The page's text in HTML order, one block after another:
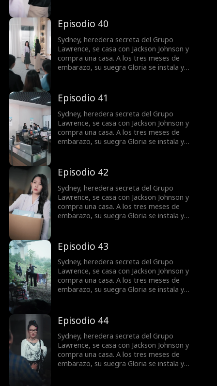
vuelve una guerra por la dignidad. La justicia
tarda, pero llega.
Episodio 40
Sydney, heredera secreta del Grupo
Lawrence, se casa con Jackson Johnson y
compra una casa. A los tres meses de
embarazo, su suegra Gloria se instala y
vuelve una guerra por la dignidad. La justicia
tarda, pero llega.
Episodio 41
Sydney, heredera secreta del Grupo
Lawrence, se casa con Jackson Johnson y
compra una casa. A los tres meses de
embarazo, su suegra Gloria se instala y
vuelve una guerra por la dignidad. La justicia
tarda, pero llega.
Episodio 42
Sydney, heredera secreta del Grupo
Lawrence, se casa con Jackson Johnson y
compra una casa. A los tres meses de
embarazo, su suegra Gloria se instala y
vuelve una guerra por la dignidad. La justicia
tarda, pero llega.
Episodio 43
Sydney, heredera secreta del Grupo
Lawrence, se casa con Jackson Johnson y
compra una casa. A los tres meses de
embarazo, su suegra Gloria se instala y
vuelve una guerra por la dignidad. La justicia
tarda, pero llega.
Episodio 44
Sydney, heredera secreta del Grupo
Lawrence, se casa con Jackson Johnson y
compra una casa. A los tres meses de
embarazo, su suegra Gloria se instala y